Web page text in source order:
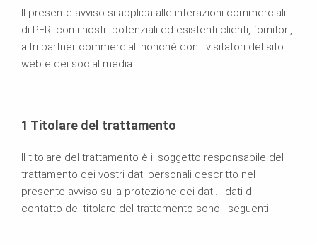
Il presente avviso si applica alle interazioni commerciali
di PERI con i nostri potenziali ed esistenti clienti, fornitori,
altri partner commerciali nonché con i visitatori del sito
web e dei social media.
1 Titolare del trattamento
Il titolare del trattamento è il soggetto responsabile del
trattamento dei vostri dati personali descritto nel
presente avviso sulla protezione dei dati. I dati di
contatto del titolare del trattamento sono i seguenti: